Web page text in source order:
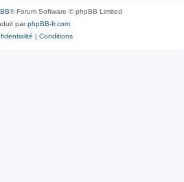
® Forum Software © phpBB Limited
parphpBB-fr.com
| Conditions